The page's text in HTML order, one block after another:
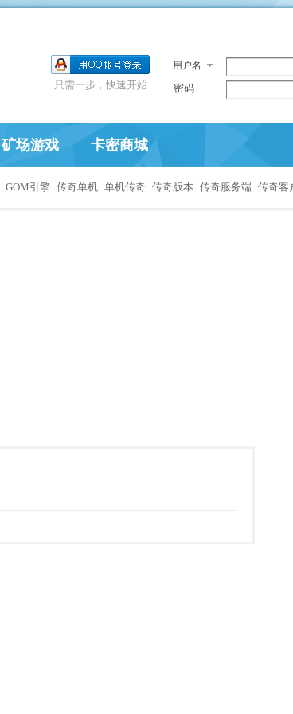
用户名
密码
只需一步，快速开始
矿场游戏 卡密商城
GOM引擎 传奇单机 单机传奇 传奇版本 传奇服务端 传奇客